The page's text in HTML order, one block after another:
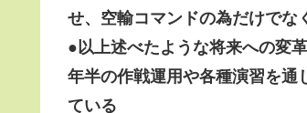
せ、空輸コマンドの為だけでな
●以上述べたような将来への変
年半の作戦運用や各種演習を通
ている